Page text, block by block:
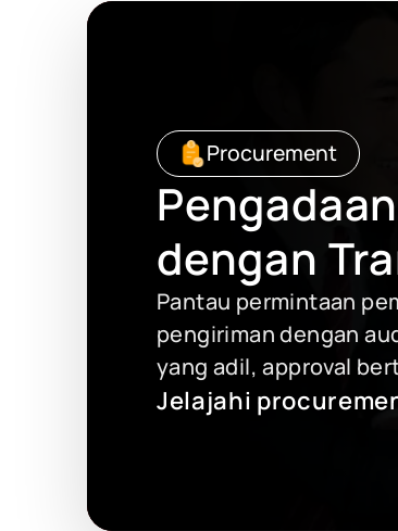
Procurement
dengan
Pantau permintaan
pengiriman dengan
yang adil, approval
Jelajahi